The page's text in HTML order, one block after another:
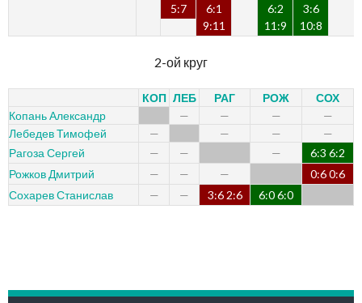
5:7
6:1
9:11
6:2
11:9
3:6
10:8
2-ой круг
КОП ЛЕБ РАГ РОЖ
СОХ
Копань Александр
— — —
—
Лебедев Тимофей
— — —
—
Рагоза Сергей
— — —
6:3 6:2
Рожков Дмитрий
— — —
0:6 0:6
Сохарев Станислав
— — 3:6 2:6 6:0 6:0